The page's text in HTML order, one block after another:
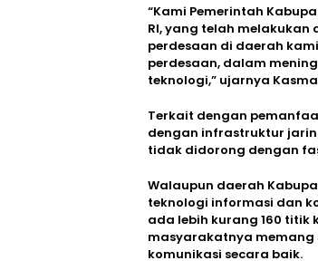
“Kami Pemerintah
RI, yang telah
perdesaan di daerah
perdesaan, dalam
teknologi,” ujarnya
Terkait dengan
dengan infrastruktur
tidak didorong dengan
Walaupun daerah
teknologi informasi dan
ada lebih kurang 160 titik
masyarakatnya
komunikasi secara baik.